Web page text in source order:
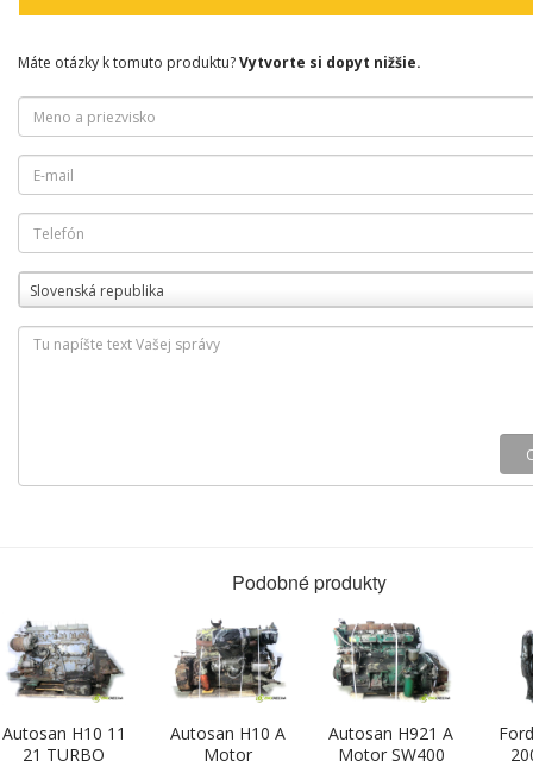
Máte otázky k tomuto produktu?Vytvorte si dopyt nižšie.
Slovenská republika
Podobné produkty
Autosan H10 11
21 TURBO
Autosan H10 A
Motor
Autosan H921 A
Motor SW400